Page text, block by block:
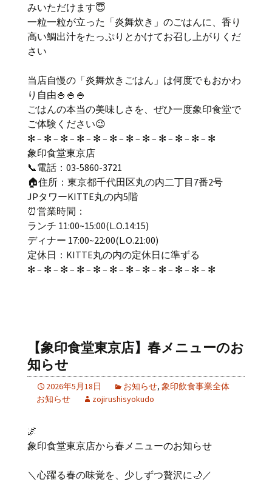
みいただけます😇
一粒一粒が立った「炎舞炊き」のごはんに、香り
高い鯛出汁をたっぷりとかけてお召し上がりくだ
さい
当店自慢の「炎舞炊きごはん」は何度でもおかわ
り自由🍚🍚🍚
ごはんの本当の美味しさを、ぜひ一度象印食堂で
ご体験ください😉
✻ – ✻ – ✻ – ✻ – ✻ – ✻ – ✻ – ✻ – ✻ – ✻ – ✻ – ✻
象印食堂東京店
📞電話：03-5860-3721
🏠住所：東京都千代田区丸の内二丁目7番2号
JPタワーKITTE丸の内5階
⏰営業時間：
ランチ 11:00~15:00(L.O.14:15)
ディナー 17:00~22:00(L.O.21:00)
定休日：KITTE丸の内の定休日に準ずる
✻ – ✻ – ✻ – ✻ – ✻ – ✻ – ✻ – ✻ – ✻ – ✻ – ✻ – ✻
【象印食堂東京店】春メニューのお
知らせ
2026年5月18日 お知らせ, 象印飲食事業全体
お知らせ
zojirushisyokudo
🌌
象印食堂東京店から春メニューのお知らせ
＼心躍る春の味覚を、少しずつ贅沢に🌙／